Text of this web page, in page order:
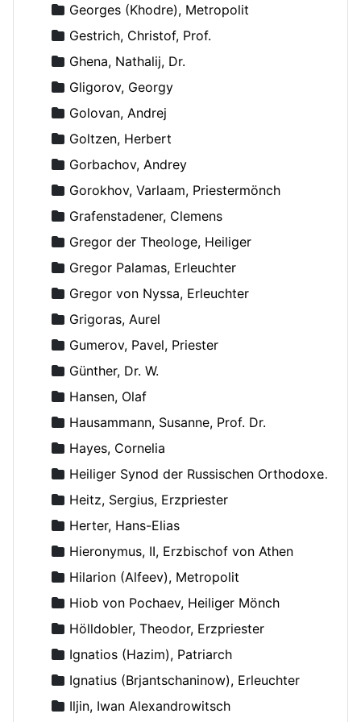
Georges (Khodre), Metropolit
Gestrich, Christof, Prof.
Ghena, Nathalij, Dr.
Gligorov, Georgy
Golovan, Andrej
Goltzen, Herbert
Gorbachov, Andrey
Gorokhov, Varlaam, Priestermönch
Grafenstadener, Clemens
Gregor der Theologe, Heiliger
Gregor Palamas, Erleuchter
Gregor von Nyssa, Erleuchter
Grigoras, Aurel
Gumerov, Pavel, Priester
Günther, Dr. W.
Hansen, Olaf
Hausammann, Susanne, Prof. Dr.
Hayes, Cornelia
Heiliger Synod der Russischen Orthodoxen Kirche
Heitz, Sergius, Erzpriester
Herter, Hans-Elias
Hieronymus, II, Erzbischof von Athen
Hilarion (Alfeev), Metropolit
Hiob von Pochaev, Heiliger Mönch
Hölldobler, Theodor, Erzpriester
Ignatios (Hazim), Patriarch
Ignatius (Brjantschaninow), Erleuchter
Iljin, Iwan Alexandrowitsch